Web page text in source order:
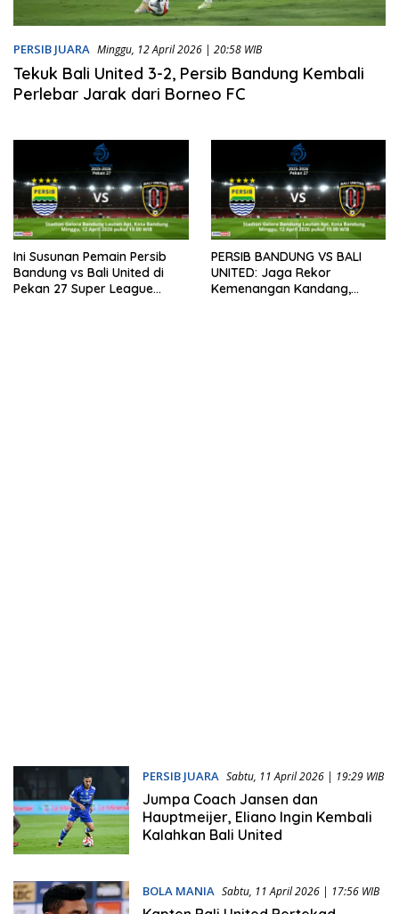
PERSIB JUARA Minggu, 12 April 2026 | 20:58 WIB
Tekuk Bali United 3-2, Persib Bandung Kembali
Perlebar Jarak dari Borneo FC
Ini Susunan Pemain Persib
Bandung vs Bali United di
Pekan 27 Super League
PERSIB BANDUNG VS BALI
UNITED: Jaga Rekor
Kemenangan Kandang,
PERSIB JUARA Sabtu, 11 April 2026 | 19:29 WIB
Jumpa Coach Jansen dan
Hauptmeijer, Eliano Ingin Kembali
Kalahkan Bali United
BOLA MANIA Sabtu, 11 April 2026 | 17:56 WIB